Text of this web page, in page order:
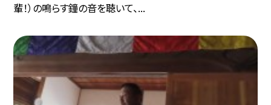
輩！）の鳴らす鐘の音を聴いて、...